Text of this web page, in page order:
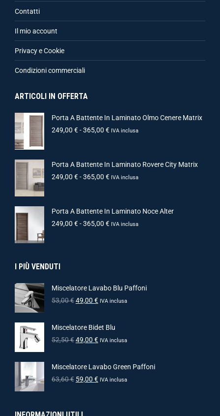
Contatti
Il mio account
Privacy e Cookie
Condizioni commerciali
ARTICOLI IN OFFERTA
Porta A Battente In Laminato Olmo Cenere Matrix
249,00 €-365,00 € IVA inclusa
Porta A Battente In Laminato Rovere City Matrix
249,00 €-365,00 € IVA inclusa
Porta A Battente In Laminato Noce Alter
249,00 €-365,00 € IVA inclusa
I PIÙ VENDUTI
Miscelatore Lavabo Blu Paffoni
53,00€49,00 € IVA inclusa
Miscelatore Bidet Blu
52,50€49,00 € IVA inclusa
Miscelatore Lavabo Green Paffoni
63,60€ 59,00 € IVA inclusa